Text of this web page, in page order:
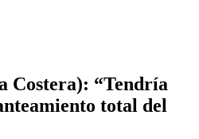
Costera): “Tendría
total del